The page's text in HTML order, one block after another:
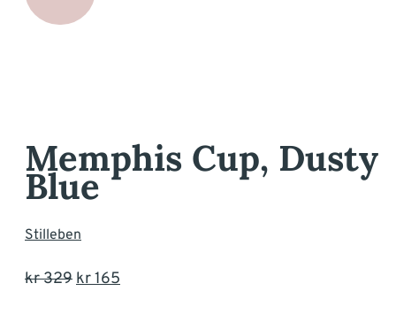
Memphis Cup, Dusty
Blue
Stilleben
kr329 Opprinnelig
kr165